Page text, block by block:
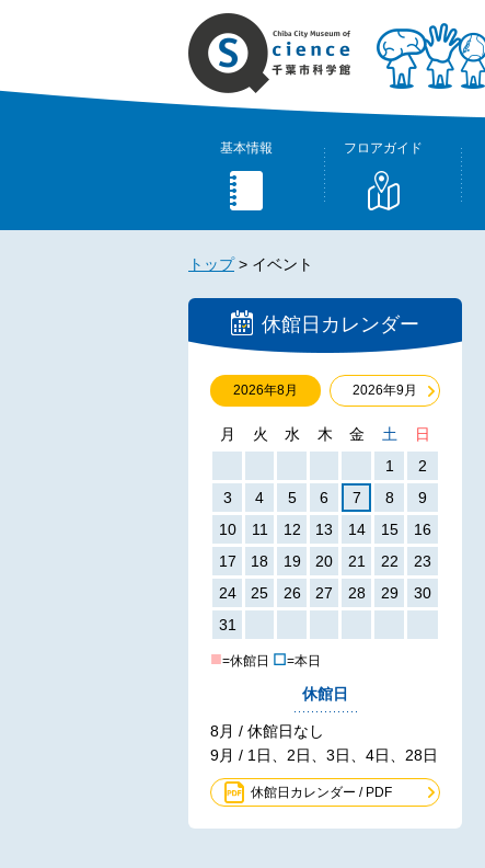
基本情報 フロアガイド
トップ> イベント
休館日カレンダー
2026年8月 2026年9月
月 火 水 木 金 土
日
1
2
3
4 5 6 7 8
9
10
11 12 13 14 15
16
17
18 19 20 21 22
23
24
25 26 27 28 29
30
31
■=休館日 ☐=本日
休館日
8月 / 休館日なし
9月 / 1日、2日、3日、4日、28日
休館日カレンダー / PDF